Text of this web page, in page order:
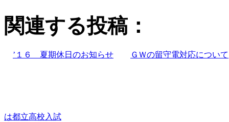
関連する投稿：
’１６ 夏期休日のお知らせ ＧＷの留守電対応について
は都立高校入試